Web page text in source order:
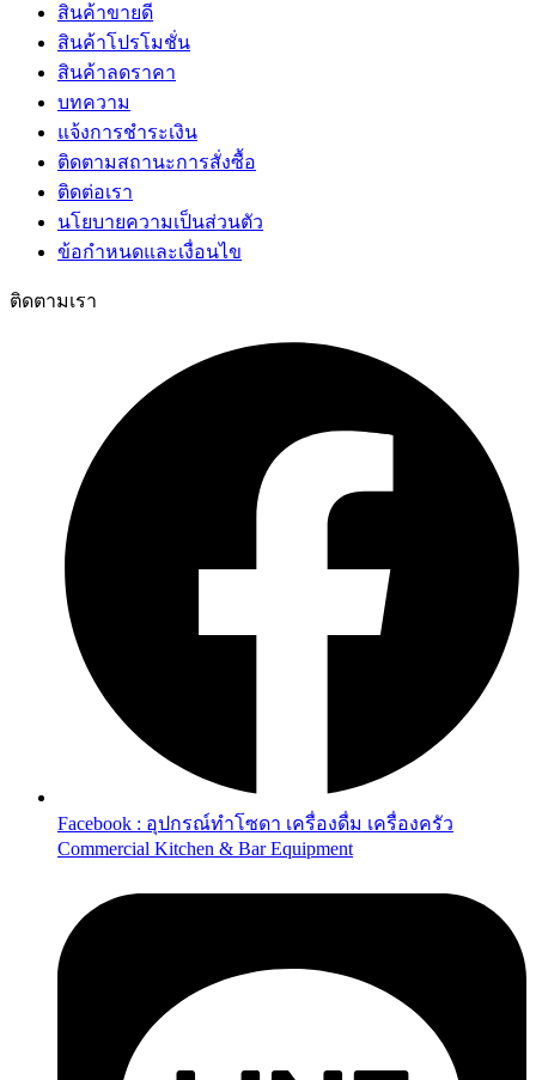
สินค้าขายดี
สินค้าโปรโมชั่น
สินค้าลดราคา
บทความ
แจ้งการชำระเงิน
ติดตามสถานะการสั่งซื้อ
ติดต่อเรา
นโยบายความเป็นส่วนตัว
ข้อกำหนดและเงื่อนไข
ติดตามเรา
Facebook : อุปกรณ์ทำโซดา เครื่องดื่ม เครื่องครัว
Commercial Kitchen & Bar Equipment